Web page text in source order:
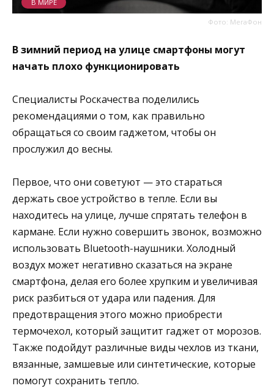
Фото: МегаФон
В МИРЕ
В зимний период на улице смартфоны могут
начать плохо функционировать
Специалисты Роскачества поделились
рекомендациями о том, как правильно
обращаться со своим гаджетом, чтобы он
прослужил до весны.
Первое, что они советуют — это стараться
держать свое устройство в тепле. Если вы
находитесь на улице, лучше спрятать телефон в
кармане. Если нужно совершить звонок, возможно
использовать Bluetooth-наушники. Холодный
воздух может негативно сказаться на экране
смартфона, делая его более хрупким и увеличивая
риск разбиться от удара или падения. Для
предотвращения этого можно приобрести
термочехол, который защитит гаджет от морозов.
Также подойдут различные виды чехлов из ткани,
вязанные, замшевые или синтетические, которые
помогут сохранить тепло.